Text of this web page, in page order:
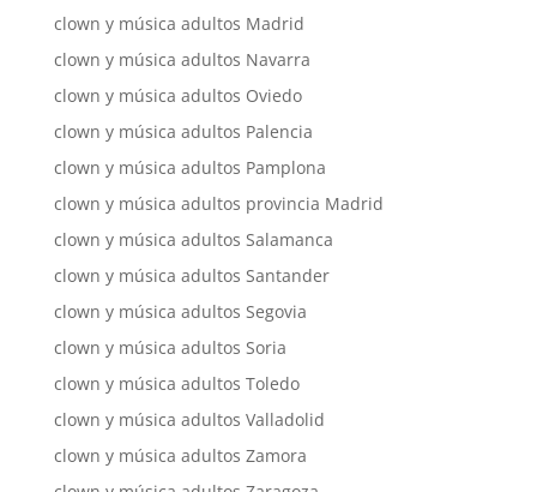
clown y música adultos Madrid
clown y música adultos Navarra
clown y música adultos Oviedo
clown y música adultos Palencia
clown y música adultos Pamplona
clown y música adultos provincia Madrid
clown y música adultos Salamanca
clown y música adultos Santander
clown y música adultos Segovia
clown y música adultos Soria
clown y música adultos Toledo
clown y música adultos Valladolid
clown y música adultos Zamora